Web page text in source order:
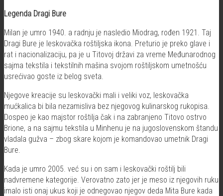
Legenda Dragi Bure
Milan je umro 1940. a radnju je nasledio Miodrag, rođen 1921. Taj
Dragi Bure je leskovačka roštiljska ikona. Preturio je preko glave i
rat i nacionalizaciju, pa je u Titovoj državi za vreme Međunarodnog
sajma tekstila i tekstilnih mašina svojom roštiljskom umetnošću
usrećivao goste iz belog sveta.
Njegove kreacije su leskovački mali i veliki voz, leskovačka
mućkalica bi bila nezamisliva bez njegovog kulinarskog rukopisa.
Dospeo je kao majstor roštilja čak i na zabranjeno Titovo ostrvo
Brione, a na sajmu tekstila u Minhenu je na jugoslovenskom štandu
vladala gužva – zbog skare kojom je komandovao umetnik Dragi
Bure.
Kada je umro 2005. već su i on sam i leskovački roštilj bili
nadvremene kategorije. Verovatno zato jer je meso iz njegovih ruku
imalo isti onaj ukus koji je odnegovao njegov deda Mita Bure kada